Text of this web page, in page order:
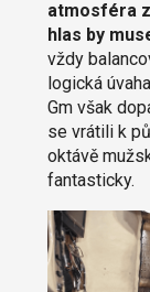
atmosféra
hlas by
vždy
logická
Gm však
se vrátili k
oktávě
fantasticky.